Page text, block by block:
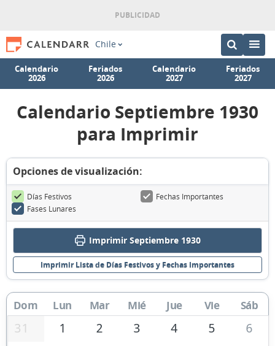
Chile
Calendario
2026
Feriados
2026
Calendario
2027
Feriados
2027
Calendario Septiembre 1930
para Imprimir
Opciones de visualización:
Días Festivos
Fechas Importantes
Fases Lunares
Imprimir Septiembre 1930
Imprimir Lista de Días Festivos y Fechas Importantes
Dom Lun Mar Mié Jue Vie Sáb
31 1 2 3 4 5
6